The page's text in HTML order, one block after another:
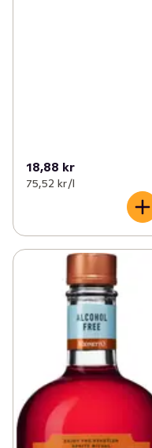
18,88 kr
75,52 kr /l